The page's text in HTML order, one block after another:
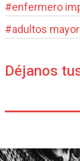
#enfermero
#adultos
Déjanos